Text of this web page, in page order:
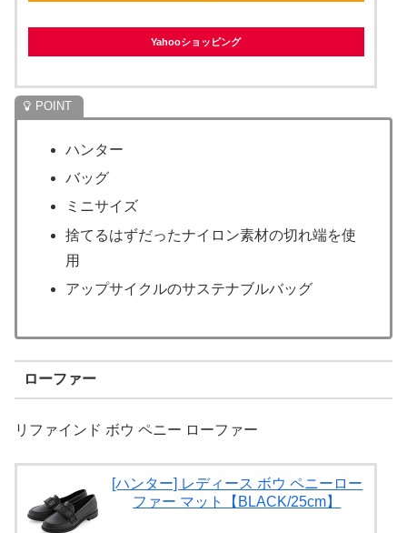
Yahooショッピング
ハンター
バッグ
ミニサイズ
捨てるはずだったナイロン素材の切れ端を使
用
アップサイクルのサステナブルバッグ
ローファー
リファインド ボウ ペニー ローファー
[ハンター] レディース ボウ ペニーロー
ファー マット【BLACK/25cm】